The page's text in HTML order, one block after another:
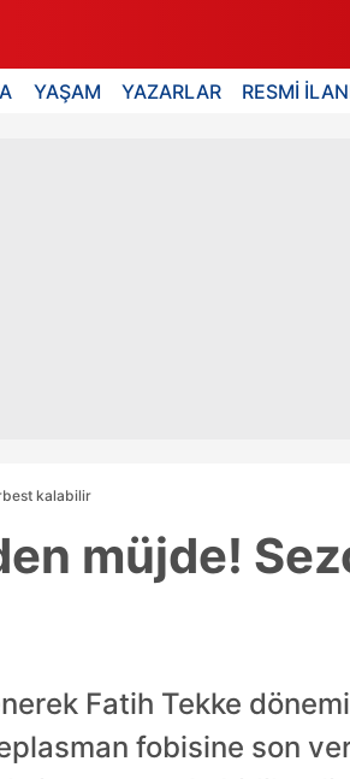
YAŞAM YAZARLAR RESMİ
kalabilir
müjde!
Fatih Tekke
fobisine son